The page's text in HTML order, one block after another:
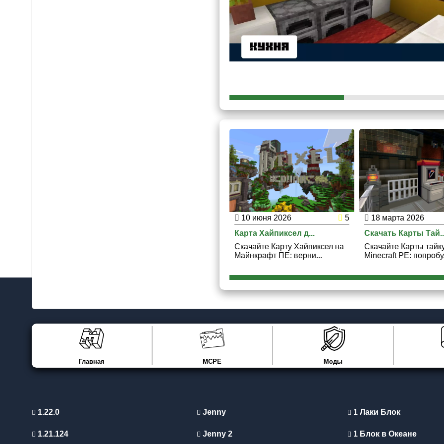
10 июня 2026
5
Карта Хайпиксел д...
Скачайте Карту Хайпиксел на
Майнкрафт ПЕ: верни...
18 марта 2026
Скачать Карты
Скачайте Карты
Minecraft PE:
Главная MCPE Моды
1.22.0
1.21.124
Jenny
Jenny 2
1 Лаки Блок
1 Блок в Океане